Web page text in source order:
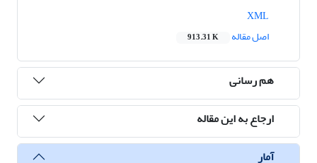
اصل مقاله
913.31 K
هم رسانی
ارجاع به این مقاله
آمار